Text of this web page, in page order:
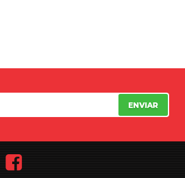
ENVIAR